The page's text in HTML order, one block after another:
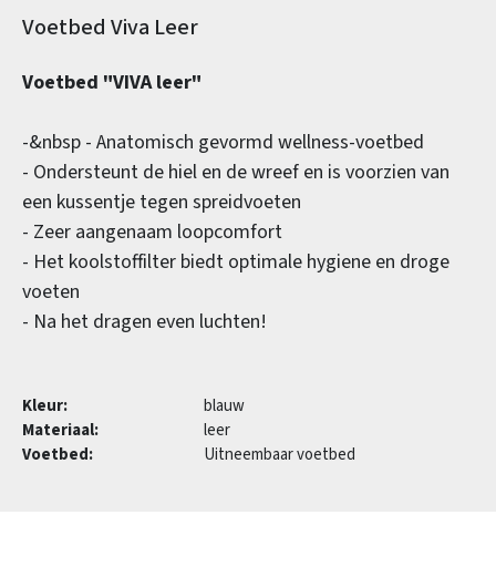
Productinformatie
Voetbed Viva Leer
Voetbed "VIVA leer"
-&nbsp - Anatomisch gevormd wellness-voetbed
- Ondersteunt de hiel en de wreef en is voorzien van
een kussentje tegen spreidvoeten
- Zeer aangenaam loopcomfort
- Het koolstoffilter biedt optimale hygiene en droge
voeten
- Na het dragen even luchten!
Kleur:
blauw
Materiaal:
leer
Voetbed:
Uitneembaar voetbed